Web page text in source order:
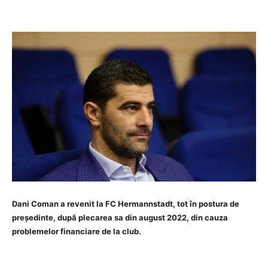
Dani Coman a revenit la FC Hermannstadt, tot în postura de
președinte, după plecarea sa din august 2022, din cauza
problemelor financiare de la club.